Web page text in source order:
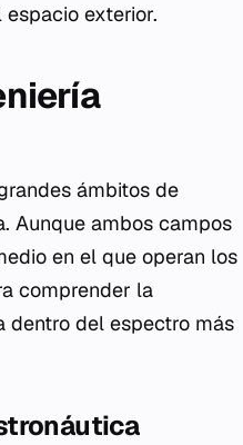
exterior.
ámbitos de
Aunque ambos campos
en el que operan los
comprender la
dentro del espectro más